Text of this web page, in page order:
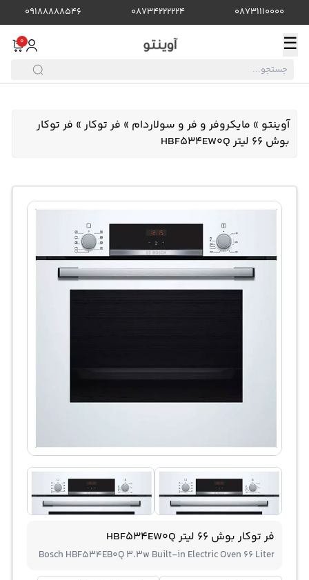
08731110000
08734222224
09188888546
☰
0
آوینتو » مایکروفر و فر و سولاردام » فر توکار» فر توکار
بوش 66 لیتر HBF534EW0Q
فر توکار بوش 66 لیتر HBF534EW0Q
Bosch HBF534EB0Q 3.3w Built-in Electric Oven 66 Liter